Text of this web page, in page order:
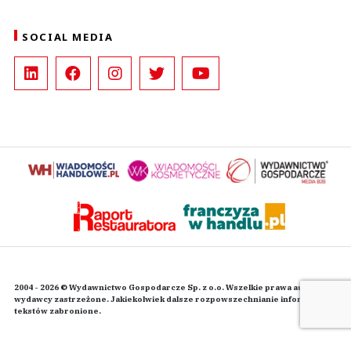
SOCIAL MEDIA
2004 - 2026 © Wydawnictwo Gospodarcze Sp. z o.o. Wszelkie prawa autorskie
wydawcy zastrzeżone. Jakiekolwiek dalsze rozpowszechnianie informacji i
tekstów zabronione.